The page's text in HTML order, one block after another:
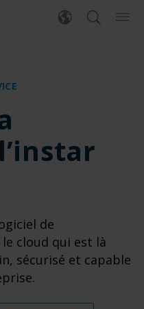
de
cloud qui est là
sécurisé et capable